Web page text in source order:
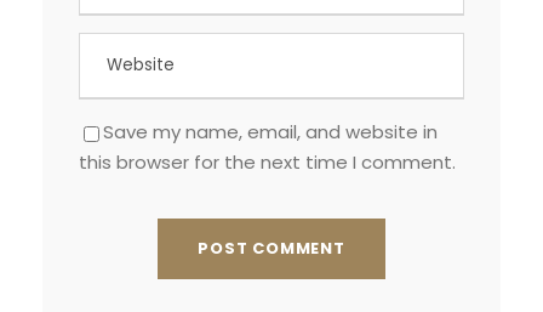
Save my name, email, and website in
this browser for the next time I comment.